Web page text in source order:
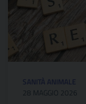
SANITÀ ANIMALE
28 MAGGIO 2026